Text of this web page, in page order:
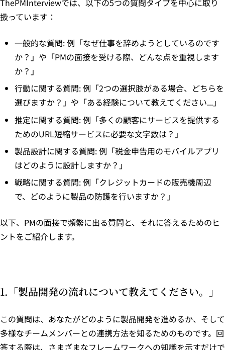
扱っています：
一般的な質問: 例「なぜ仕事を辞めようとしているのです
か？」や「PMの面接を受ける際、どんな点を重視します
か？」
行動に関する質問: 例「2つの選択肢がある場合、どちらを
選びますか？」や「ある経験について教えてください...」
推定に関する質問: 例「多くの顧客にサービスを提供する
ためのURL短縮サービスに必要な文字数は？」
製品設計に関する質問: 例「税金申告用のモバイルアプリ
はどのように設計しますか？」
戦略に関する質問: 例「クレジットカードの販売機周辺
で、どのように製品の防護を行いますか？」
以下、PMの面接で頻繁に出る質問と、それに答えるためのヒ
ントをご紹介します。
1.「製品開発の流れについて教えてください。」
この質問は、あなたがどのように製品開発を進めるか、そして
多様なチームメンバーとの連携方法を知るためのものです。回
答する際は、さまざまなフレームワークへの知識を示すだけで